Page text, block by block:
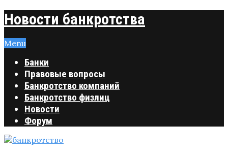
Новости банкротства
Menu
Банки
Правовые вопросы
Банкротство компаний
Банкротство физлиц
Новости
Форум